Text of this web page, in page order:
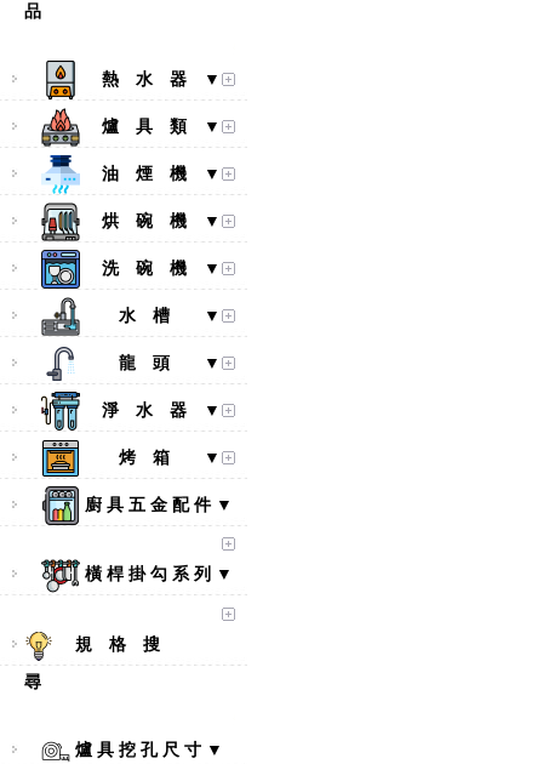
品
熱 水 器 ▼
爐 具 類 ▼
油 煙 機 ▼
烘 碗 機 ▼
洗 碗 機 ▼
水 槽 ▼
龍 頭 ▼
淨 水 器 ▼
烤 箱 ▼
廚 具 五 金 配 件 ▼
橫 桿 掛 勾 系 列 ▼
規 格 搜
尋
爐 具 挖 孔 尺 寸 ▼